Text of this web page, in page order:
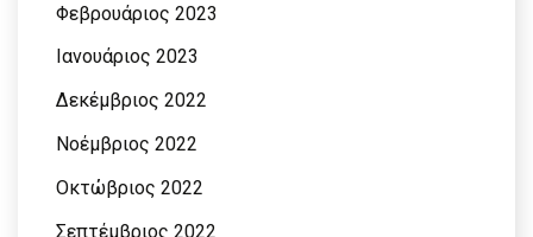
Φεβρουάριος 2023
Ιανουάριος 2023
Δεκέμβριος 2022
Νοέμβριος 2022
Οκτώβριος 2022
Σεπτέμβριος 2022